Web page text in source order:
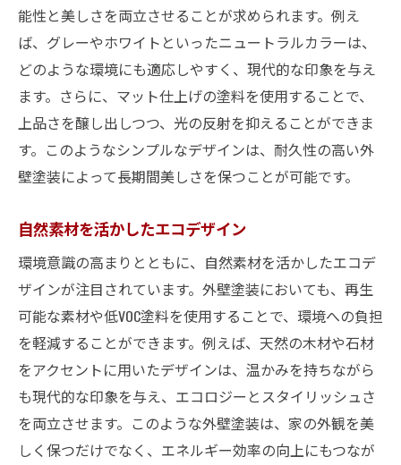
能性と美しさを両立させることが求められます。例え
ば、グレーやホワイトといったニュートラルカラーは、
どのような環境にも適応しやすく、現代的な印象を与え
ます。さらに、マット仕上げの塗料を使用することで、
上品さを醸し出しつつ、光の反射を抑えることができま
す。このようなシンプルなデザインは、耐久性の高い外
壁塗装によって長期間美しさを保つことが可能です。
自然素材を活かしたエコデザイン
環境意識の高まりとともに、自然素材を活かしたエコデ
ザインが注目されています。外壁塗装においても、再生
可能な素材や低VOC塗料を使用することで、環境への負担
を軽減することができます。例えば、天然の木材や石材
をアクセントに用いたデザインは、温かみを持ちながら
も現代的な印象を与え、エコロジーとスタイリッシュさ
を両立させます。このような外壁塗装は、家の外観を美
しく保つだけでなく、エネルギー効率の向上にもつなが